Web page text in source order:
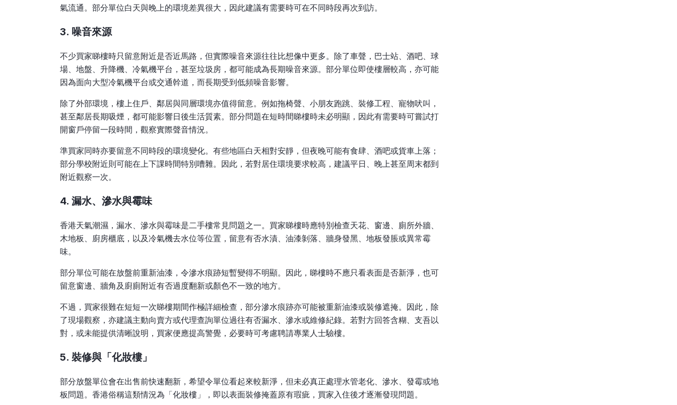
氣流通。部分單位白天與晚上的環境差異很大，因此建議有需要時可在不同時段再次到訪。
3. 噪音來源
不少買家睇樓時只留意附近是否近馬路，但實際噪音來源往往比想像中更多。除了車聲，巴士站、酒吧、球
場、地盤、升降機、冷氣機平台，甚至垃圾房，都可能成為長期噪音來源。部分單位即使樓層較高，亦可能
因為面向大型冷氣機平台或交通幹道，而長期受到低頻噪音影響。
除了外部環境，樓上住戶、鄰居與同層環境亦值得留意。例如拖椅聲、小朋友跑跳、裝修工程、寵物吠叫，
甚至鄰居長期吸煙，都可能影響日後生活質素。部分問題在短時間睇樓時未必明顯，因此有需要時可嘗試打
開窗戶停留一段時間，觀察實際聲音情況。
準買家同時亦要留意不同時段的環境變化。有些地區白天相對安靜，但夜晚可能有食肆、酒吧或貨車上落；
部分學校附近則可能在上下課時間特別嘈雜。因此，若對居住環境要求較高，建議平日、晚上甚至周末都到
附近觀察一次。
4. 漏水、滲水與霉味
香港天氣潮濕，漏水、滲水與霉味是二手樓常見問題之一。買家睇樓時應特別檢查天花、窗邊、廁所外牆、
木地板、廚房櫃底，以及冷氣機去水位等位置，留意有否水漬、油漆剝落、牆身發黑、地板發脹或異常霉
味。
部分單位可能在放盤前重新油漆，令滲水痕跡短暫變得不明顯。因此，睇樓時不應只看表面是否新淨，也可
留意窗邊、牆角及廚廁附近有否過度翻新或顏色不一致的地方。
不過，買家很難在短短一次睇樓期間作極詳細檢查，部分滲水痕跡亦可能被重新油漆或裝修遮掩。因此，除
了現場觀察，亦建議主動向賣方或代理查詢單位過往有否漏水、滲水或維修紀錄。若對方回答含糊、支吾以
對，或未能提供清晰說明，買家便應提高警覺，必要時可考慮聘請專業人士驗樓。
5. 裝修與「化妝樓」
部分放盤單位會在出售前快速翻新，希望令單位看起來較新淨，但未必真正處理水管老化、滲水、發霉或地
板問題。香港俗稱這類情況為「化妝樓」，即以表面裝修掩蓋原有瑕疵，買家入住後才逐漸發現問題。